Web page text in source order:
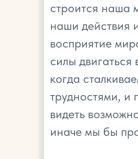
строится наша
наши действия
восприятие
силы двигаться
когда
трудностями, и
видеть
иначе мы бы